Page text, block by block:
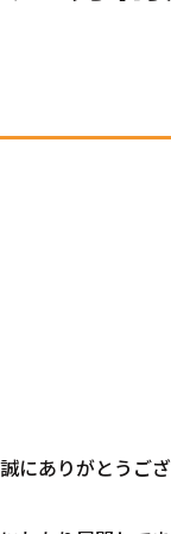
にありがとうご